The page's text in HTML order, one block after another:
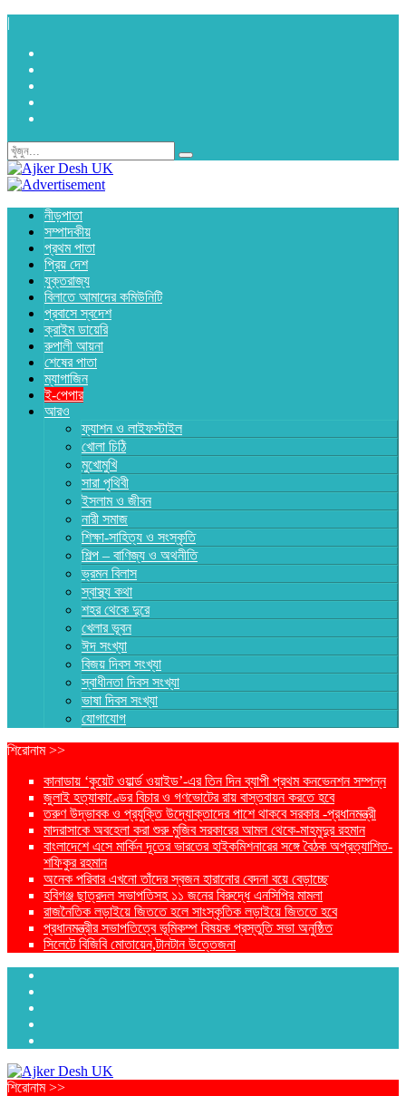
|
নীড়পাতা
সম্পাদকীয়
প্রথম পাতা
প্রিয় দেশ
যুক্তরাজ্য
বিলাতে আমাদের কমিউনিটি
প্রবাসে স্বদেশ
ক্রাইম ডায়েরি
রুপালী আয়না
শেষের পাতা
ম্যাগাজিন
ই-পেপার
আরও
ফ্যাশন ও লাইফস্টাইল
খোলা চিঠি
মুখোমুখি
সারা পৃথিবী
ইসলাম ও জীবন
নারী সমাজ
শিক্ষা-সাহিত্য ও সংস্কৃতি
শিল্প – বাণিজ্য ও অথনীতি
ভ্রমন বিলাস
স্বাস্থ্য কথা
শহর থেকে দুরে
খেলার ভূবন
ঈদ সংখ্যা
বিজয় দিবস সংখ্যা
স্বাধীনতা দিবস সংখ্যা
ভাষা দিবস সংখ্যা
যোগাযোগ
শিরোনাম >>
কানাডায় ‘কুয়েট ওয়ার্ল্ড ওয়াইড’-এর তিন দিন ব্যাপী প্রথম কনভেনশন সম্পন্ন
জুলাই হত্যাকাণ্ডের বিচার ও গণভোটের রায় বাস্তবায়ন করতে হবে
তরুণ উদ্ভাবক ও প্রযুক্তি উদ্যোক্তাদের পাশে থাকবে সরকার -প্রধানমন্ত্রী
মাদরাসাকে অবহেলা করা শুরু মুজিব সরকারের আমল থেকে-মাহমুদুর রহমান
বাংলাদেশে এসে মার্কিন দূতের ভারতের হাইকমিশনারের সঙ্গে বৈঠক অপ্রত্যাশিত-
শফিকুর রহমান
অনেক পরিবার এখনো তাঁদের স্বজন হারানোর বেদনা বয়ে বেড়াচ্ছে
হবিগঞ্জ ছাত্রদল সভাপতিসহ ১১ জনের বিরুদ্ধে এনসিপির মামলা
রাজনৈতিক লড়াইয়ে জিততে হলে সাংস্কৃতিক লড়াইয়ে জিততে হবে
প্রধানমন্ত্রীর সভাপতিত্বে ভূমিকম্প বিষয়ক প্রস্তুতি সভা অনুষ্ঠিত
সিলেটে বিজিবি মোতায়েন,টানটান উত্তেজনা
শিরোনাম >>